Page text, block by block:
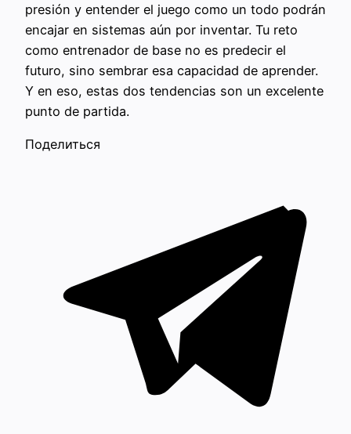
presión y entender el juego como un todo podrán
encajar en sistemas aún por inventar. Tu reto
como entrenador de base no es predecir el
futuro, sino sembrar esa capacidad de aprender.
Y en eso, estas dos tendencias son un excelente
punto de partida.
Поделиться